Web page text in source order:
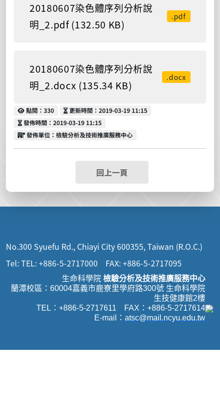
20180607染色體序列分析說
明_2.pdf (132.50 KB)
.pdf
20180607染色體序列分析說
明_2.docx (135.34 KB)
.docx
點閱
點閱：330 更新時間
更新時間：2019-03-19 11:15
發佈時間
發佈時間：2019-03-19 11:15
發佈單位
發佈單位：檢驗分析及技術推廣服務中心
回上一頁
No.300 Syuefu Rd., Chiayi City 600355, Taiwan (R.O.C.)
Tel: TEL: +886-5-2717000 FAX: +886-5-2717095
生命科學院 檢驗分析及技術推廣服務中心
蘭潭校區：60004嘉義市鹿寮里學府路300號 生命科學院
生技健康館2樓
TEL：+886-5-2717611 FAX：+886-5-2717614
E-mail： atsc@mail.ncyu.edu.tw